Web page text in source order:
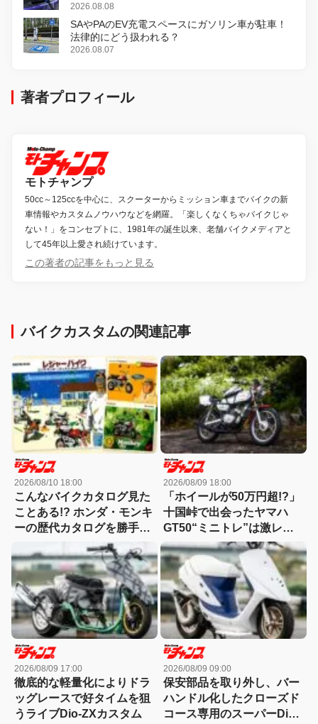
2026.08.08
SAやPAのEV充電スペースにガソリン車が駐車！
法律的にどう扱われる？
2026.08.07
著者プロフィール
モトチャンプ
50cc～125ccを中心に、スクーターからミッション車までバイクの新
車情報やカスタムノウハウなどを網羅。「楽しくなくちゃバイクじゃ
ない！」をコンセプトに、1981年の誕生以来、老舗バイクメディアと
して45年以上愛され続けています。
この著者の記事をもっと見る
バイクカスタムの関連記事
2026/08/10 18:00
こんなバイクカタログ見た
ことある!? ホンダ・モンキ
ーの歴代カタログを勝手に
BEST10【モンキー雑学】
2026/08/09 18:00
「ホイールが50万円超!?」
十国峠で出会ったヤマハ
GT50“ミニトレ”は激レア
パーツのオンパレードだっ
た！【原付カスタム】
2026/08/09 17:00
徹底的な軽量化によりドラ
ッグレースで好タイムを狙
うライブDio-ZXカスタム
2026/08/09 09:00
保安部品を取り外し、バー
ハンドル化したクローズド
コース専用のスーパーDio